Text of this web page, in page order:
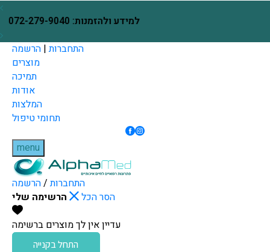
Skip to Content
למידע ולהזמנות: 072-279-9040
התחברות | הרשמה
מוצרים
תמיכה
אודות
המלצות
תחומי טיפול
menu
התחברות /הרשמה
הרשימה שלי
הסר הכל
עדיין אין לך מוצרים ברשימה
התחל בקנייה
בחזרה למעלה